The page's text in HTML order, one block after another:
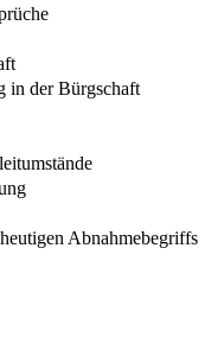
in der Bürgschaft
Abnahmebegriffs